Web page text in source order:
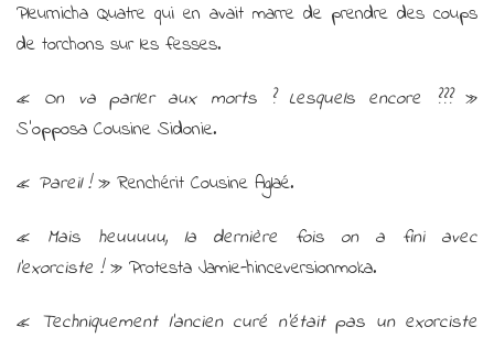
Pleurnicha Quatre qui en avait marre de prendre des coups
de torchons sur les fesses.
« On va parler aux morts ? Lesquels encore ???»
S’opposa Cousine Sidonie.
« Pareil !» Renchérit Cousine Aglaé.
« Mais heuuuuu, la dernière fois on a fini avec
l’exorciste !» Protesta Jamie-hinceversionmoka.
« Techniquement l’ancien curé n’était pas un exorciste